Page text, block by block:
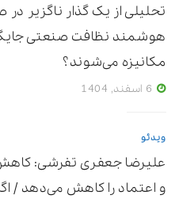
تحلیلی از یک گذار ناگزیر
هوشمند نظافت صنعتی
مکانیزه می‌شوند؟
ویدئو
علیرضا جعفری تفرشی: کاهش
و اعتماد را کاهش می‌دهد /